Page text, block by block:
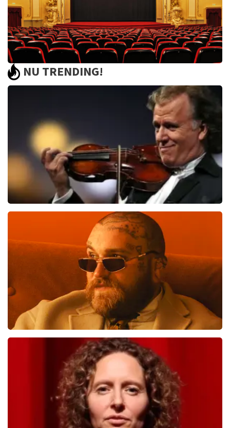
Saturday Night Fever
NU TRENDING!
laatste 30 minuten
BESTEL NU
Teddy Swims
laatste 30 minuten
BESTEL NU